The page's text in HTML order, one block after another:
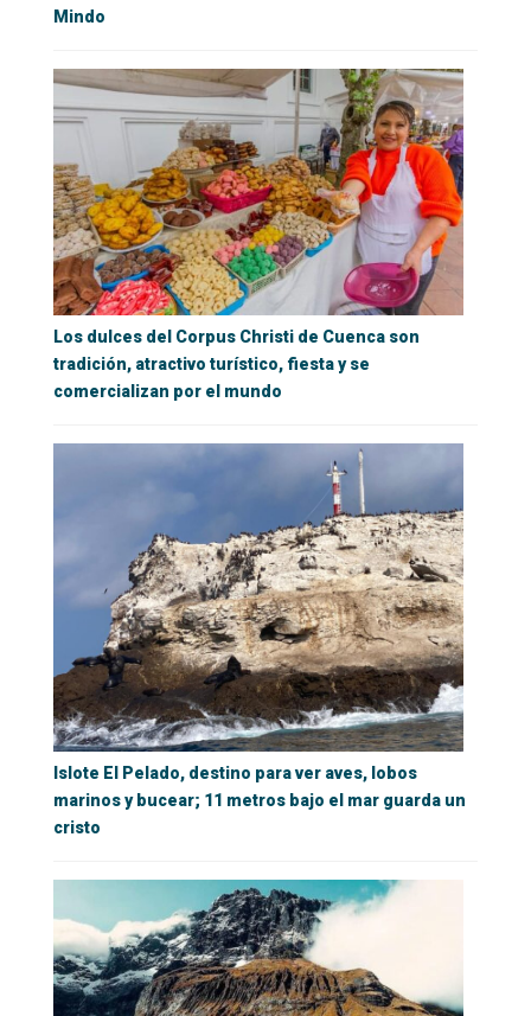
Mindo
Los dulces del Corpus Christi de Cuenca son
tradición, atractivo turístico, fiesta y se
comercializan por el mundo
Islote El Pelado, destino para ver aves, lobos
marinos y bucear; 11 metros bajo el mar guarda un
cristo